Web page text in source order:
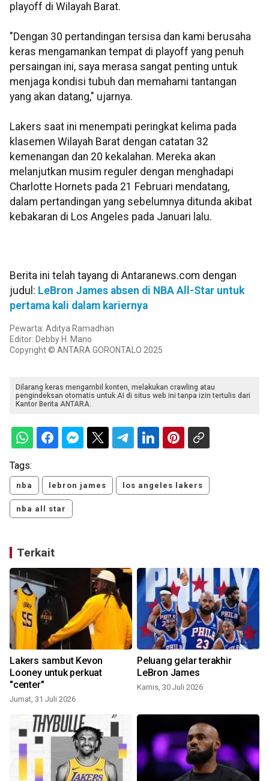
playoff di Wilayah Barat.
"Dengan 30 pertandingan tersisa dan kami berusaha
keras mengamankan tempat di playoff yang penuh
persaingan ini, saya merasa sangat penting untuk
menjaga kondisi tubuh dan memahami tantangan
yang akan datang," ujarnya.
Lakers saat ini menempati peringkat kelima pada
klasemen Wilayah Barat dengan catatan 32
kemenangan dan 20 kekalahan. Mereka akan
melanjutkan musim reguler dengan menghadapi
Charlotte Hornets pada 21 Februari mendatang,
dalam pertandingan yang sebelumnya ditunda akibat
kebakaran di Los Angeles pada Januari lalu.
Berita ini telah tayang di Antaranews.com dengan
judul: LeBron James absen di NBA All-Star untuk
pertama kali dalam kariernya
Pewarta: Aditya Ramadhan
Editor: Debby H. Mano
Copyright © ANTARA GORONTALO 2025
Dilarang keras mengambil konten, melakukan crawling atau
pengindeksan otomatis untuk AI di situs web ini tanpa izin tertulis dari
Kantor Berita ANTARA.
Tags:
nba lebron james los angeles lakers
nba all star
Terkait
Lakers sambut Kevon
Looney untuk perkuat
"center"
Jumat, 31 Juli 2026
Peluang gelar terakhir
LeBron James
Kamis, 30 Juli 2026